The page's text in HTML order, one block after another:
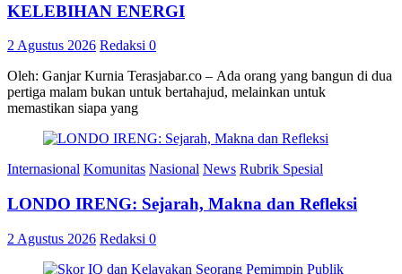
KELEBIHAN ENERGI
2 Agustus 2026 Redaksi 0
Oleh: Ganjar Kurnia Terasjabar.co – Ada orang yang bangun di dua
pertiga malam bukan untuk bertahajud, melainkan untuk
memastikan siapa yang
Internasional Komunitas Nasional News Rubrik Spesial
LONDO IRENG: Sejarah, Makna dan Refleksi
2 Agustus 2026 Redaksi 0